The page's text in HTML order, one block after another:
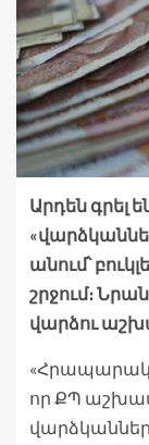
Արդեն գրել
անում՝
շրջում։
վարձու
որ ՔՊ